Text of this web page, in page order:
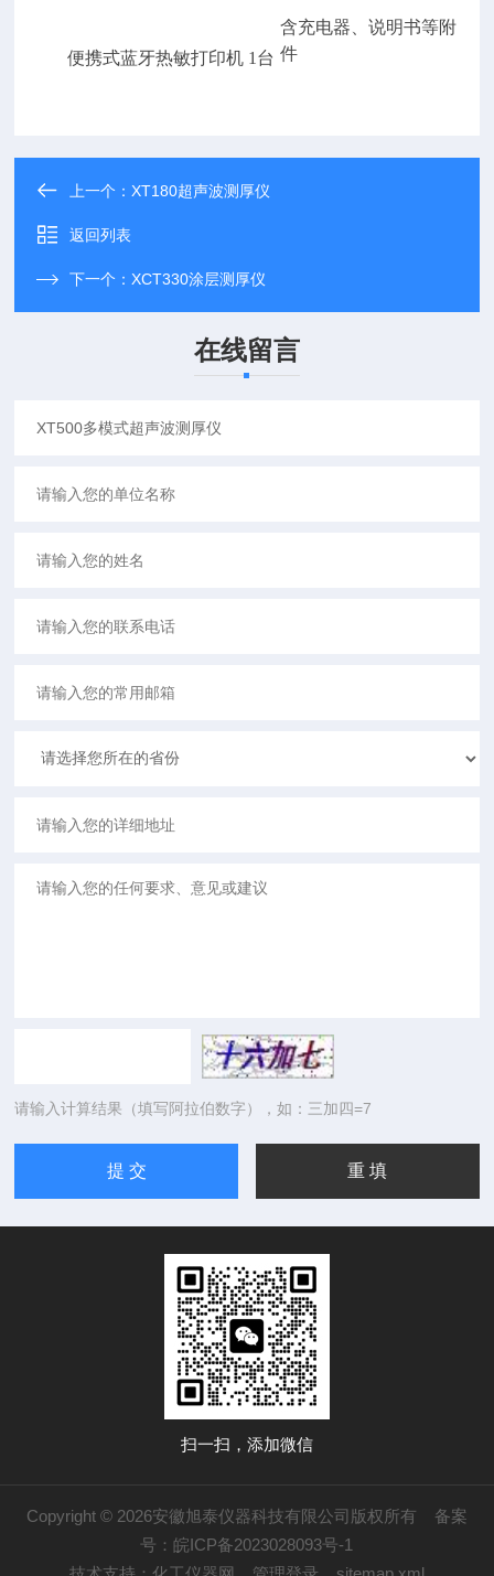
便携式蓝牙热敏打印机 1台
含充电器、说明书等附
件
上一个：XT180超声波测厚仪
返回列表
下一个：XCT330涂层测厚仪
在线留言
请输入计算结果（填写阿拉伯数字），如：三加四=7
扫一扫，添加微信
Copyright © 2026安徽旭泰仪器科技有限公司版权所有 备案
号：皖ICP备2023028093号-1